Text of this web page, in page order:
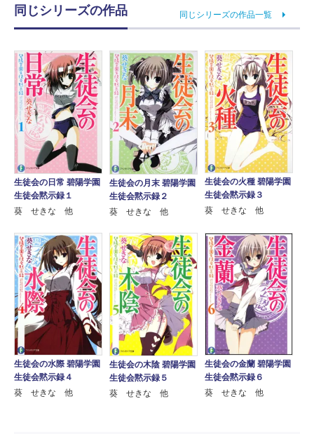
同じシリーズの作品 同じシリーズの作品一覧
生徒会の日常 碧陽学園
生徒会黙示録１
葵 せきな 他
生徒会の月末 碧陽学園
生徒会黙示録２
葵 せきな 他
生徒会の火種 碧陽学園
生徒会黙示録３
葵 せきな 他
生徒会の水際 碧陽学園
生徒会黙示録４
葵 せきな 他
生徒会の木陰 碧陽学園
生徒会黙示録５
葵 せきな 他
生徒会の金蘭 碧陽学園
生徒会黙示録６
葵 せきな 他